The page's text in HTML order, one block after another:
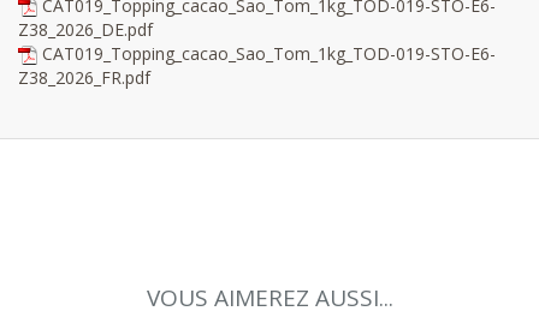
CAT019_Topping_cacao_Sao_Tom_1kg_TOD-019-STO-E6-
Z38_2026_DE.pdf
CAT019_Topping_cacao_Sao_Tom_1kg_TOD-019-STO-E6-
Z38_2026_FR.pdf
VOUS AIMEREZ AUSSI...